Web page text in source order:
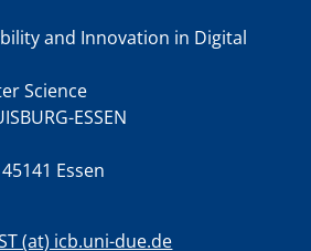
and Innovation in Digital
Science
ESSEN
Essen
(at) icb.uni-due.de